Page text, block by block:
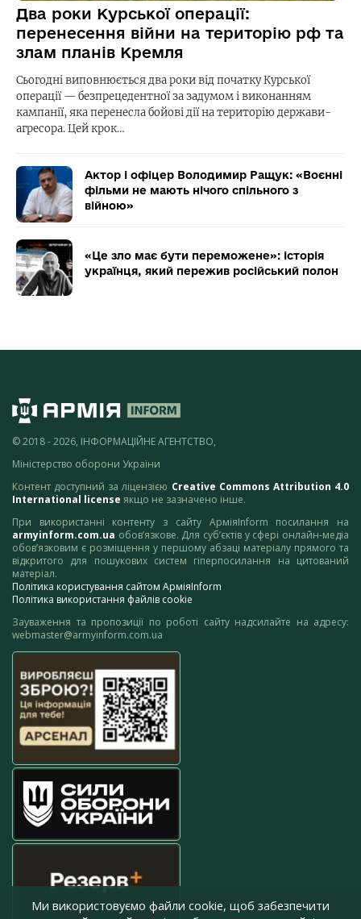
Два роки Курської операції:
перенесення війни на територію рф та
злам планів Кремля
Сьогодні виповнюється два роки від початку Курської
операції — безпрецедентної за задумом і виконанням
кампанії, яка перенесла бойові дії на територію держави-
агресора. Цей крок…
Актор і офіцер Володимир Ращук: «Воєнні
фільми не мають нічого спільного з
війною»
«Це зло має бути переможене»: історія
українця, який пережив російський полон
© 2018 - 2026, ІНФОРМАЦІЙНЕ АГЕНТСТВО,
Міністерство оборони України
Контент доступний за ліцензією Creative Commons Attribution 4.0
International license якщо не зазначено інше.
При використанні контенту з сайту АрміяInform посилання на
armyinform.com.ua обов’язкове. Для суб’єктів у сфері онлайн-медіа
обов’язковим є розміщення у першому абзаці матеріалу прямого та
відкритого для пошукових систем гіперпосилання на цитований
матеріал.
Політика користування сайтом АрміяInform
Політика використання файлів cookie
Зауваження та пропозиції по роботі сайту надсилайте на адресу:
webmaster@armyinform.com.ua
Ми використовуємо файли cookie, щоб забезпечити